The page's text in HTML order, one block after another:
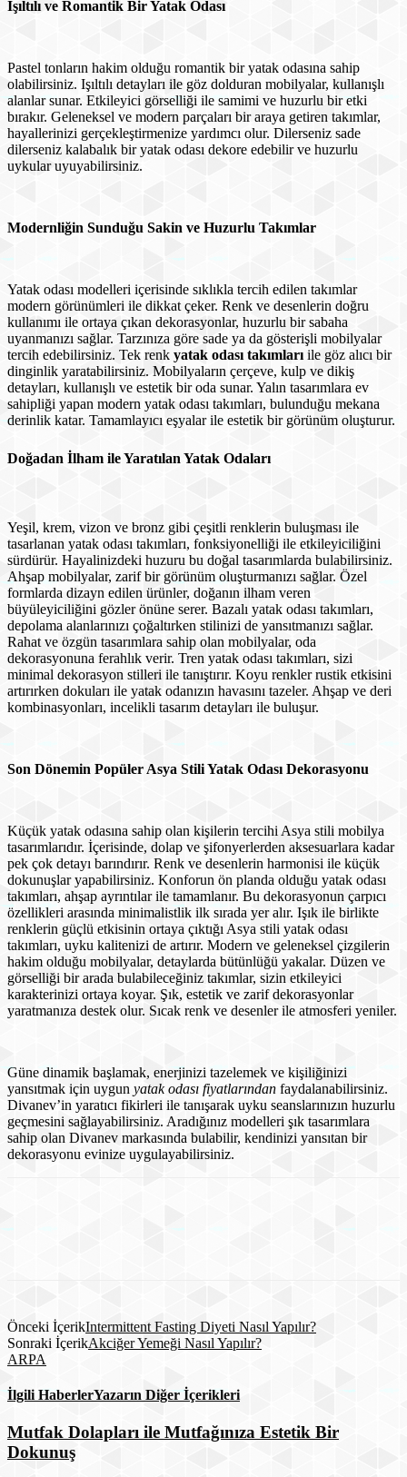
Işıltılı ve Romantik Bir Yatak Odası
Pastel tonların hakim olduğu romantik bir yatak odasına sahip
olabilirsiniz. Işıltılı detayları ile göz dolduran mobilyalar, kullanışlı
alanlar sunar. Etkileyici görselliği ile samimi ve huzurlu bir etki
bırakır. Geleneksel ve modern parçaları bir araya getiren takımlar,
hayallerinizi gerçekleştirmenize yardımcı olur. Dilerseniz sade
dilerseniz kalabalık bir yatak odası dekore edebilir ve huzurlu
uykular uyuyabilirsiniz.
Modernliğin Sunduğu Sakin ve Huzurlu Takımlar
Yatak odası modelleri içerisinde sıklıkla tercih edilen takımlar
modern görünümleri ile dikkat çeker. Renk ve desenlerin doğru
kullanımı ile ortaya çıkan dekorasyonlar, huzurlu bir sabaha
uyanmanızı sağlar. Tarzınıza göre sade ya da gösterişli mobilyalar
tercih edebilirsiniz. Tek renk yatak odası takımları ile göz alıcı bir
dinginlik yaratabilirsiniz. Mobilyaların çerçeve, kulp ve dikiş
detayları, kullanışlı ve estetik bir oda sunar. Yalın tasarımlara ev
sahipliği yapan modern yatak odası takımları, bulunduğu mekana
derinlik katar. Tamamlayıcı eşyalar ile estetik bir görünüm oluşturur.
Doğadan İlham ile Yaratılan Yatak Odaları
Yeşil, krem, vizon ve bronz gibi çeşitli renklerin buluşması ile
tasarlanan yatak odası takımları, fonksiyonelliği ile etkileyiciliğini
sürdürür. Hayalinizdeki huzuru bu doğal tasarımlarda bulabilirsiniz.
Ahşap mobilyalar, zarif bir görünüm oluşturmanızı sağlar. Özel
formlarda dizayn edilen ürünler, doğanın ilham veren
büyüleyiciliğini gözler önüne serer. Bazalı yatak odası takımları,
depolama alanlarınızı çoğaltırken stilinizi de yansıtmanızı sağlar.
Rahat ve özgün tasarımlara sahip olan mobilyalar, oda
dekorasyonuna ferahlık verir. Tren yatak odası takımları, sizi
minimal dekorasyon stilleri ile tanıştırır. Koyu renkler rustik etkisini
artırırken dokuları ile yatak odanızın havasını tazeler. Ahşap ve deri
kombinasyonları, incelikli tasarım detayları ile buluşur.
Son Dönemin Popüler Asya Stili Yatak Odası Dekorasyonu
Küçük yatak odasına sahip olan kişilerin tercihi Asya stili mobilya
tasarımlarıdır. İçerisinde, dolap ve şifonyerlerden aksesuarlara kadar
pek çok detayı barındırır. Renk ve desenlerin harmonisi ile küçük
dokunuşlar yapabilirsiniz. Konforun ön planda olduğu yatak odası
takımları, ahşap ayrıntılar ile tamamlanır. Bu dekorasyonun çarpıcı
özellikleri arasında minimalistlik ilk sırada yer alır. Işık ile birlikte
renklerin güçlü etkisinin ortaya çıktığı Asya stili yatak odası
takımları, uyku kalitenizi de artırır. Modern ve geleneksel çizgilerin
hakim olduğu mobilyalar, detaylarda bütünlüğü yakalar. Düzen ve
görselliği bir arada bulabileceğiniz takımlar, sizin etkileyici
karakterinizi ortaya koyar. Şık, estetik ve zarif dekorasyonlar
yaratmanıza destek olur. Sıcak renk ve desenler ile atmosferi yeniler.
Güne dinamik başlamak, enerjinizi tazelemek ve kişiliğinizi
yansıtmak için uygun yatak odası fiyatlarından faydalanabilirsiniz.
Divanev’in yaratıcı fikirleri ile tanışarak uyku seanslarınızın huzurlu
geçmesini sağlayabilirsiniz. Aradığınız modelleri şık tasarımlara
sahip olan Divanev markasında bulabilir, kendinizi yansıtan bir
dekorasyonu evinize uygulayabilirsiniz.
Önceki İçerikIntermittent Fasting Diyeti Nasıl Yapılır?
Sonraki İçerikAkciğer Yemeği Nasıl Yapılır?
ARPA
İlgili HaberlerYazarın Diğer İçerikleri
Mutfak Dolapları ile Mutfağınıza Estetik Bir
Dokunuş